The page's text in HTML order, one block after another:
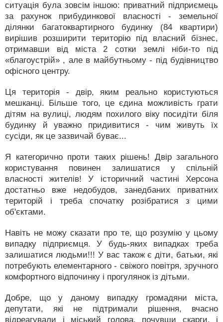
ситуація була зовсім іншою: приватний підприємець
за рахунок прибудинкової власності - земельної
ділянки багатоквартирного будинку (84 квартири)
вирішив розширити територію під власний бізнес,
отримавши від міста 2 сотки землі ніби-то під
«благоустрій» , але в майбутньому - під будівництво
офісного центру.
Ця територія - двір, яким реально користуються
мешканці. Більше того, це єдина можливість грати
дітям на вулиці, людям похилого віку посидіти біля
будинку й уважно придивитися - чим живуть їх
сусіди, як це зазвичай буває...
Я категорично проти таких рішень! Двір загального
користування повинен залишатися у спільній
власності жителів! У історичний частині Херсона
достатньо вже недобудов, занедбаних приватних
територій і треба спочатку розібратися з цими
об'єктами.
Навіть не можу сказати про те, що розумію у цьому
випадку підприємця. У будь-яких випадках треба
залишатися людьми!!! У вас також є діти, батьки, які
потребують елементарного - свіжого повітря, зручного
комфортного відпочинку і прогулянок із дітьми.
Добре, що у даному випадку громадяни міста,
депутати, які не підтримали рішення, вчасно
відреагували і міський голова, почувши скарги, і